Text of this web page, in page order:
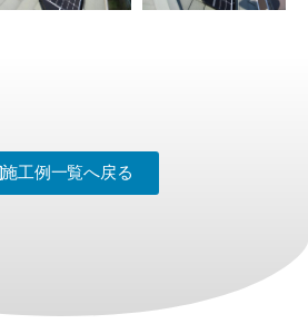
施工例一覧へ戻る